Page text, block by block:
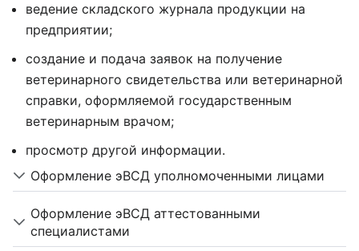
ведение складского журнала продукции на
предприятии;
создание и подача заявок на получение
ветеринарного свидетельства или ветеринарной
справки, оформляемой государственным
ветеринарным врачом;
просмотр другой информации.
Оформление эВСД уполномоченными лицами
Оформление эВСД аттестованными
специалистами